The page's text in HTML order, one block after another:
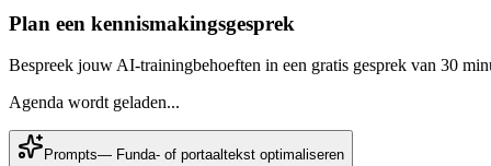
Plan een kennismakingsgesprek
Bespreek jouw AI-trainingbehoeften in een gratis gesprek van 30
Agenda wordt geladen...
Prompts— Funda- of portaaltekst optimaliseren